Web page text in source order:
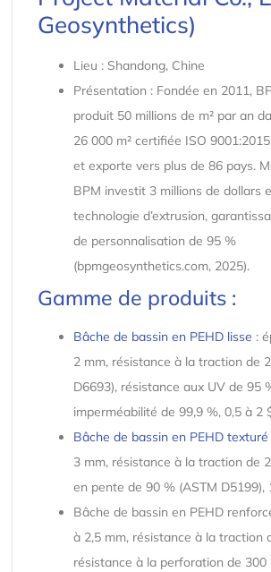
Geosynthetics)
Lieu : Shandong, Chine
Présentation : Fondée en 2011,
produit 50 millions de m² par an
26 000 m² certifiée ISO
et exporte vers plus de 86 pays.
BPM investit 3 millions de dollars
technologie d’extrusion,
de personnalisation de 95 %
(bpmgeosynthetics.com, 2025).
Gamme de produits :
Bâche de bassin en PEHD lisse :
2 mm, résistance à la traction de
D6693), résistance aux UV de 95
imperméabilité de 99,9 %, 0,5 à 2
Bâche de bassin en PEHD texturé
3 mm, résistance à la traction de
en pente de 90 % (ASTM D5199),
Bâche de bassin en PEHD
à 2,5 mm, résistance à la traction
résistance à la perforation de 300